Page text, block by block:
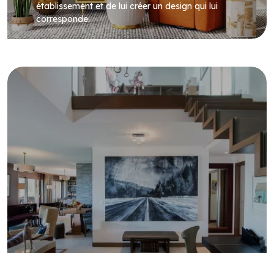
établissement et de lui créer un design qui lui
corresponde.